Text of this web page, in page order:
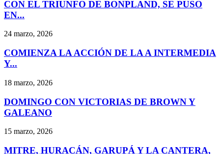
CON EL TRIUNFO DE BONPLAND, SE PUSO
EN...
24 marzo, 2026
COMIENZA LA ACCIÓN DE LA A INTERMEDIA
Y...
18 marzo, 2026
DOMINGO CON VICTORIAS DE BROWN Y
GALEANO
15 marzo, 2026
MITRE, HURACÁN, GARUPÁ Y LA CANTERA,